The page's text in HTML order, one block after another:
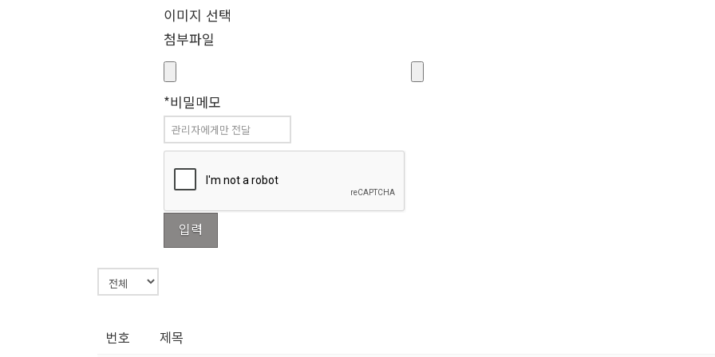
이미지 선택
첨부파일
*비밀메모
번호 제목